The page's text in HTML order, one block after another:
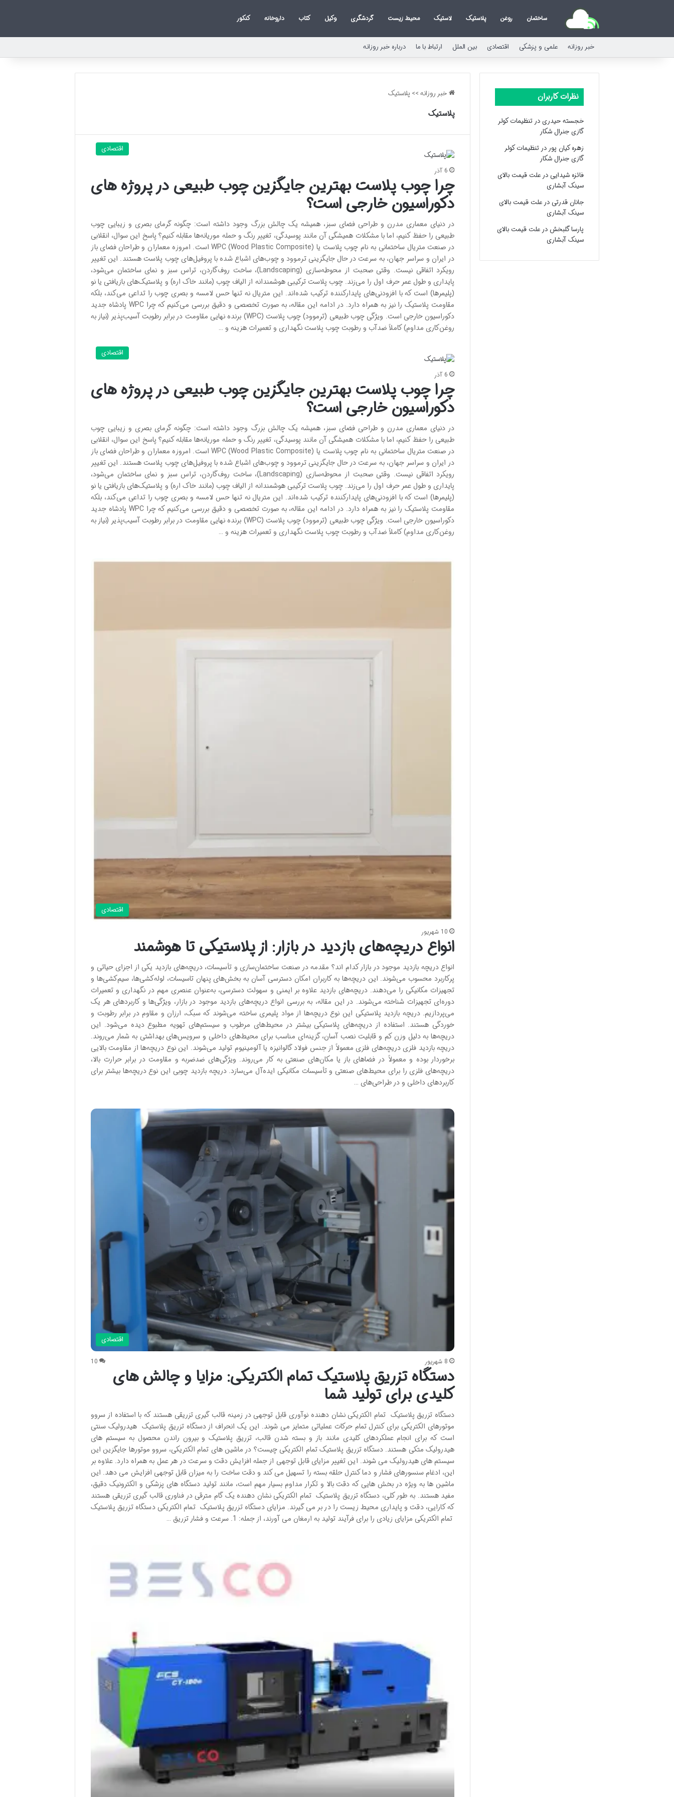
ساختمان روغن پلاستیک لاستیک محیط زیست گردشگری وکیل کتاب داروخانه کنکور
خبر روزانه علمی و پزشکی اقتصادی بین الملل ارتباط با ما درباره خبر روزانه
خبر روزانه>> پلاستیک
پلاستیک
اقتصادی
6 آذر
چرا چوب پلاست بهترین جایگزین چوب طبیعی در پروژه های
دکوراسیون خارجی است؟
در دنیای معماری مدرن و طراحی فضای سبز، همیشه یک چالش بزرگ وجود داشته است: چگونه گرمای بصری و زیبایی چوب
طبیعی را حفظ کنیم، اما با مشکلات همیشگی آن مانند پوسیدگی، تغییر رنگ و حمله موریانه‌ها مقابله کنیم؟ پاسخ این سوال، انقلابی
در صنعت متریال ساختمانی به نام چوب پلاست یا WPC (Wood Plastic Composite) است. امروزه معماران و طراحان فضای باز
در ایران و سراسر جهان، به سرعت در حال جایگزینی ترموود و چوب‌های اشباع شده با پروفیل‌های چوب پلاست هستند. این تغییر
رویکرد اتفاقی نیست. وقتی صحبت از محوطه‌سازی (Landscaping)، ساخت روف‌گاردن، تراس سبز و نمای ساختمان می‌شود،
پایداری و طول عمر حرف اول را می‌زند. چوب پلاست ترکیبی هوشمندانه از الیاف چوب (مانند خاک اره) و پلاستیک‌های بازیافتی یا نو
(پلیمرها) است که با افزودنی‌های پایدارکننده ترکیب شده‌اند. این متریال نه تنها حس لامسه و بصری چوب را تداعی می‌کند، بلکه
مقاومت پلاستیک را نیز به همراه دارد. در ادامه این مقاله، به صورت تخصصی و دقیق بررسی می‌کنیم که چرا WPC پادشاه جدید
دکوراسیون خارجی است. ویژگی چوب طبیعی (ترموود) چوب پلاست (WPC) برنده نهایی مقاومت در برابر رطوبت آسیب‌پذیر (نیاز به
روغن‌کاری مداوم) کاملاً ضدآب و رطوبت چوب پلاست نگهداری و تعمیرات هزینه و …
اقتصادی
6 آذر
چرا چوب پلاست بهترین جایگزین چوب طبیعی در پروژه های
دکوراسیون خارجی است؟
در دنیای معماری مدرن و طراحی فضای سبز، همیشه یک چالش بزرگ وجود داشته است: چگونه گرمای بصری و زیبایی چوب
طبیعی را حفظ کنیم، اما با مشکلات همیشگی آن مانند پوسیدگی، تغییر رنگ و حمله موریانه‌ها مقابله کنیم؟ پاسخ این سوال، انقلابی
در صنعت متریال ساختمانی به نام چوب پلاست یا WPC (Wood Plastic Composite) است. امروزه معماران و طراحان فضای باز
در ایران و سراسر جهان، به سرعت در حال جایگزینی ترموود و چوب‌های اشباع شده با پروفیل‌های چوب پلاست هستند. این تغییر
رویکرد اتفاقی نیست. وقتی صحبت از محوطه‌سازی (Landscaping)، ساخت روف‌گاردن، تراس سبز و نمای ساختمان می‌شود،
پایداری و طول عمر حرف اول را می‌زند. چوب پلاست ترکیبی هوشمندانه از الیاف چوب (مانند خاک اره) و پلاستیک‌های بازیافتی یا نو
(پلیمرها) است که با افزودنی‌های پایدارکننده ترکیب شده‌اند. این متریال نه تنها حس لامسه و بصری چوب را تداعی می‌کند، بلکه
مقاومت پلاستیک را نیز به همراه دارد. در ادامه این مقاله، به صورت تخصصی و دقیق بررسی می‌کنیم که چرا WPC پادشاه جدید
دکوراسیون خارجی است. ویژگی چوب طبیعی (ترموود) چوب پلاست (WPC) برنده نهایی مقاومت در برابر رطوبت آسیب‌پذیر (نیاز به
روغن‌کاری مداوم) کاملاً ضدآب و رطوبت چوب پلاست نگهداری و تعمیرات هزینه و …
اقتصادی
10 شهریور
انواع دریچه‌های بازدید در بازار: از پلاستیکی تا هوشمند
انواع دریچه بازدید موجود در بازار کدام اند؟ مقدمه در صنعت ساختمان‌سازی و تأسیسات، دریچه‌های بازدید یکی از اجزای حیاتی و
پرکاربرد محسوب می‌شوند. این دریچه‌ها به کاربران امکان دسترسی آسان به بخش‌های پنهان تاسیسات، لوله‌کشی‌ها، سیم‌کشی‌ها و
تجهیزات مکانیکی را می‌دهند. دریچه‌های بازدید علاوه بر ایمنی و سهولت دسترسی، به‌عنوان عنصری مهم در نگهداری و تعمیرات
دوره‌ای تجهیزات شناخته می‌شوند. در این مقاله، به بررسی انواع دریچه‌های بازدید موجود در بازار، ویژگی‌ها و کاربردهای هر یک
می‌پردازیم. دریچه بازدید پلاستیکی این نوع دریچه‌ها از مواد پلیمری ساخته می‌شوند که سبک، ارزان و مقاوم در برابر رطوبت و
خوردگی هستند. استفاده از دریچه‌های پلاستیکی بیشتر در محیط‌های مرطوب و سیستم‌های تهویه مطبوع دیده می‌شود. این
دریچه‌ها به دلیل وزن کم و قابلیت نصب آسان، گزینه‌ای مناسب برای محیط‌های داخلی و سرویس‌های بهداشتی به شمار می‌روند.
دریچه بازدید فلزی دریچه‌های فلزی معمولاً از جنس فولاد گالوانیزه یا آلومینیوم تولید می‌شوند. این نوع دریچه‌ها از مقاومت بالایی
برخوردار بوده و معمولاً در فضاهای باز یا مکان‌های صنعتی به کار می‌روند. ویژگی‌های ضدضربه و مقاومت در برابر حرارت بالا،
دریچه‌های فلزی را برای محیط‌های صنعتی و تأسیسات مکانیکی ایده‌آل می‌سازد. دریچه بازدید چوبی این نوع دریچه‌ها بیشتر برای
کاربردهای داخلی و در طراحی‌های …
اقتصادی
8 شهریور 10
دستگاه تزریق پلاستیک تمام الکتریکی: مزایا و چالش های
کلیدی برای تولید شما
دستگاه تزریق پلاستیک تمام الکتریکی نشان دهنده نوآوری قابل توجهی در زمینه قالب گیری تزریقی هستند که با استفاده از سروو
موتورهای الکتریکی برای کنترل تمام حرکات عملیاتی متمایز می شوند. این یک انحراف از دستگاه تزریق پلاستیک هیدرولیک سنتی
است که برای انجام عملکردهای کلیدی مانند باز و بسته شدن قالب، تزریق پلاستیک و بیرون راندن محصول به سیستم های
هیدرولیک متکی هستند. دستگاه تزریق پلاستیک تمام الکتریکی چیست؟ در ماشین های تمام الکتریکی، سروو موتورها جایگزین این
سیستم های هیدرولیک می شوند. این تغییر مزایای قابل توجهی از جمله افزایش دقت و سرعت در هر عمل به همراه دارد. علاوه بر
این، ادغام سنسورهای فشار و دما کنترل حلقه بسته را تسهیل می کند و دقت ساخت را به میزان قابل توجهی افزایش می دهد. این
ماشین ها به ویژه در بخش هایی که دقت بالا و تکرار مداوم بسیار مهم است، مانند تولید دستگاه های پزشکی و الکترونیک دقیق،
مفید هستند. به طور کلی، دستگاه تزریق پلاستیک تمام الکتریکی نشان دهنده یک گام مترقی در فناوری قالب گیری تزریقی هستند
که کارایی، دقت و پایداری محیط زیست را در بر می گیرند. مزایای دستگاه تزریق پلاستیک تمام الکتریکی دستگاه تزریق پلاستیک
تمام الکتریکی مزایای زیادی را برای فرآیند تولید به ارمغان می آورند، از جمله: 1. سرعت و فشار تزریق …
نظرات کاربران
خجسته حیدریدرتنظیمات کولر
گازی جنرال شکار
زهره کیان پور درتنظیمات کولر
گازی جنرال شکار
فائزه شیداییدرعلت قیمت بالای
سینک آبشاری
جانان قدرتیدرعلت قیمت بالای
سینک آبشاری
پارسا گلبخش درعلت قیمت بالای
سینک آبشاری